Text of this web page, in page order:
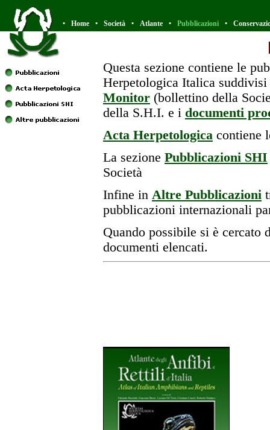
• Home • Società • Atlante • Pubblicazioni •
Questa sezione contiene le
Herpetologica Italica
Monitor (bollettino della
della S.H.I. e i documenti
Acta Herpetologica contiene
La sezione Pubblicazioni SHI
Società
Infine in Altre Pubblicazioni
pubblicazioni internazionali
Quando possibile si è
documenti elencati.